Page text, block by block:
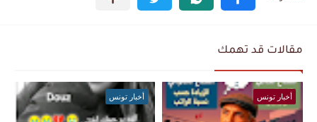
مقالات قد تهمك
أخبار تونس أخبار تونس